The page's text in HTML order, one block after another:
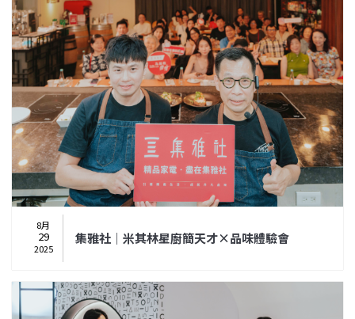
8月
29
2025
集雅社｜米其林星廚簡天才×品味體驗會